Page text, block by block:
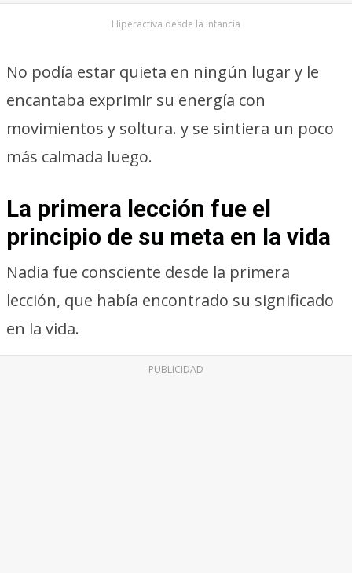
Hiperactiva desde la infancia
No podía estar quieta en ningún lugar y le
encantaba exprimir su energía con
movimientos y soltura. y se sintiera un poco
más calmada luego.
La primera lección fue el
principio de su meta en la vida
Nadia fue consciente desde la primera
lección, que había encontrado su significado
en la vida.
PUBLICIDAD